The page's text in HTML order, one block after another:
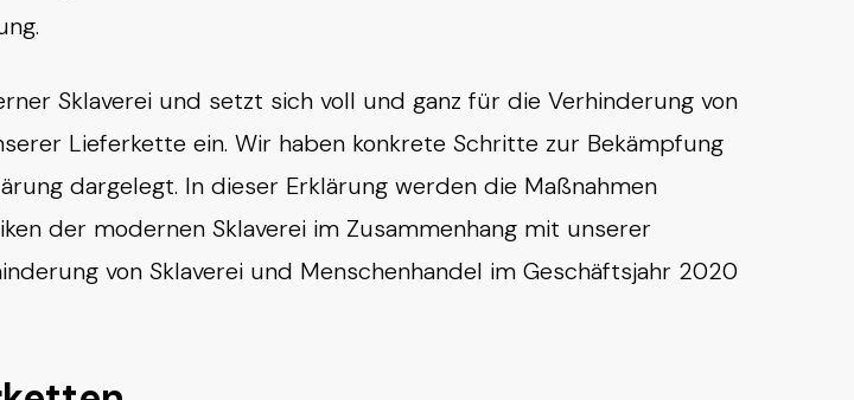
Sklaverei und setzt sich voll und ganz für die Verhinderung von
Lieferkette ein. Wir haben konkrete Schritte zur Bekämpfung
dargelegt. In dieser Erklärung werden die Maßnahmen
der modernen Sklaverei im Zusammenhang mit unserer
von Sklaverei und Menschenhandel im Geschäftsjahr 2020